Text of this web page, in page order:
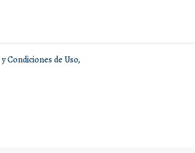
Condiciones de Uso,